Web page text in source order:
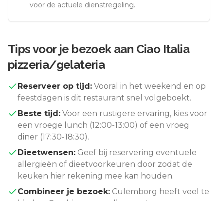
voor de actuele dienstregeling.
Tips voor je bezoek aan Ciao Italia
pizzeria/gelateria
Reserveer op tijd: Vooral in het weekend en op
feestdagen is dit restaurant snel volgeboekt.
Beste tijd: Voor een rustigere ervaring, kies voor
een vroege lunch (12:00-13:00) of een vroeg
diner (17:30-18:30).
Dieetwensen: Geef bij reservering eventuele
allergieën of dieetvoorkeuren door zodat de
keuken hier rekening mee kan houden.
Combineer je bezoek: Culemborg heeft veel te